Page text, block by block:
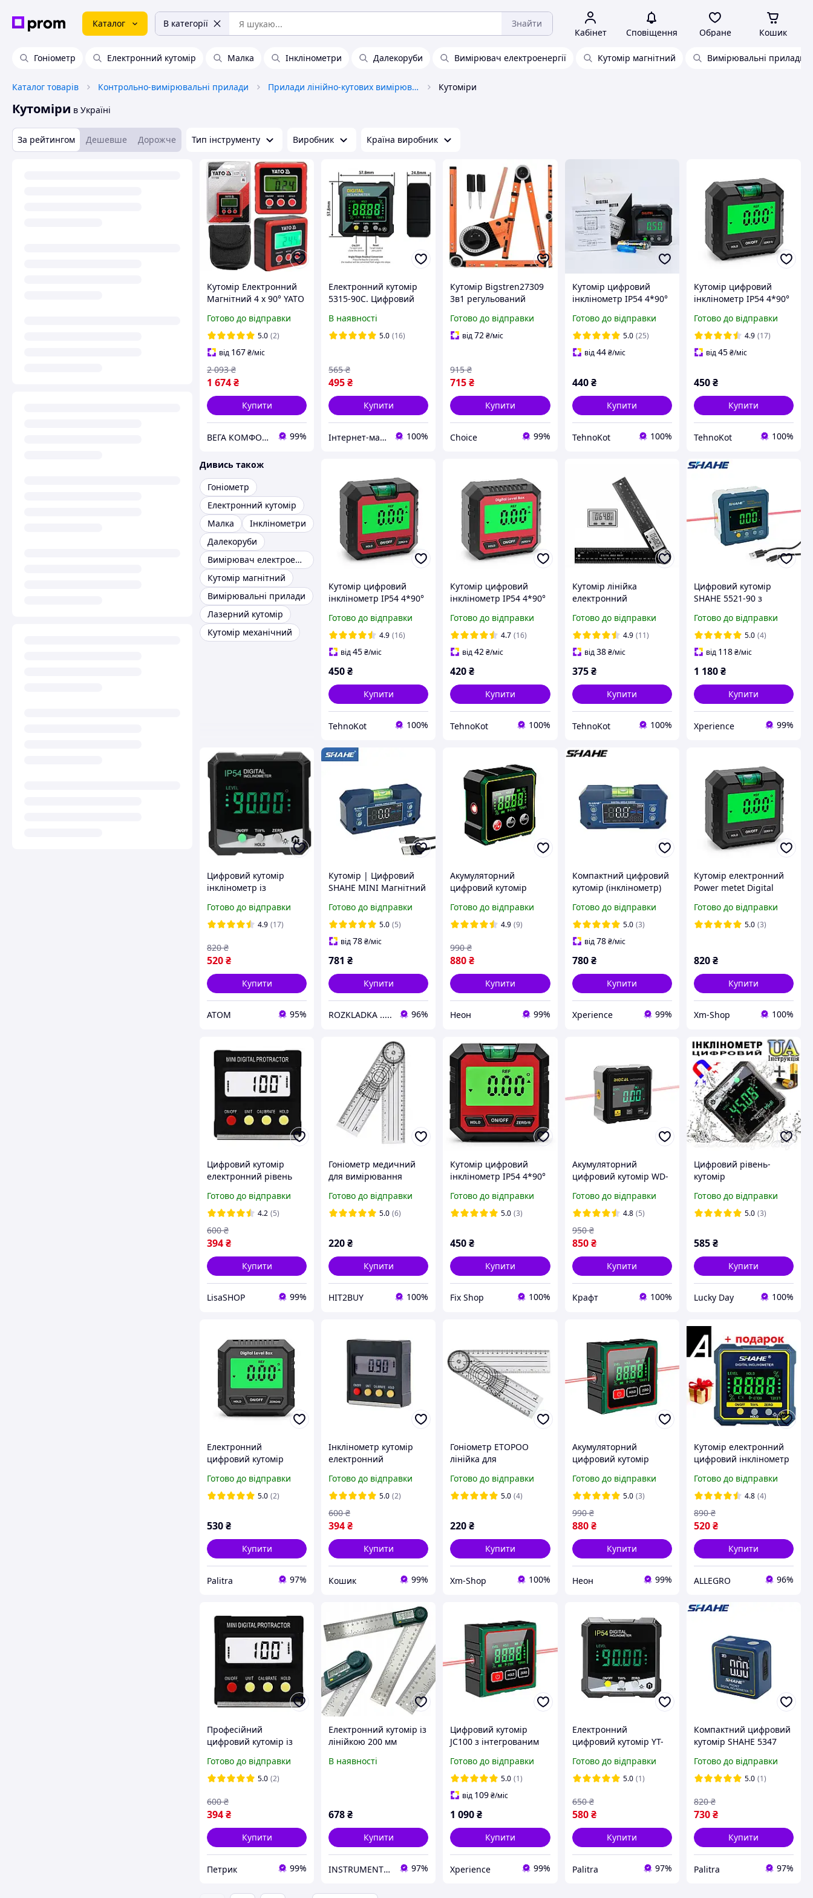
Каталог В категорії Знайти
Кабінет Сповіщення Обране Кошик
Гоніометр Електронний кутомір Малка Інклінометри Далекоруби Вимірювач електроенергії Кутомір магнітний Вимірювальні прилади
Каталог товарів Контрольно-вимірювальні прилади Прилади лінійно-кутових вимірювань Кутоміри
Кутоміри в Україні
За рейтингом Дешевше Дорожче Тип інструменту Виробник Країна виробник
Кутомір Електронний
Магнітний 4 х 90° YATO
Готово до відправки
5.0 (2)
від 167₴/міс
1 674₴
2 093 ₴
Купити
ВЕГА КОМФОРТ 99%
Електронний кутомір
5315-90C. Цифровий
магнітним кріпленням
В наявності
5.0 (16)
495₴
565 ₴
Купити
Інтернет-магазин HoXer 100%
Кутомір Bigstren27309
3в1 регульований
500 мм, столярний, з
рівнем, циркулем та
Готово до відправки
від72₴/міс
715₴
915 ₴
Купити
Choice 99%
Кутомір цифровий
інклінометр IP54 4*90°
Готово до відправки
5.0 (25)
від44 ₴/міс
440 ₴
Купити
TehnoKot 100%
Кутомір цифровий
інклінометр IP54 4*90°
Готово до відправки
4.9 (17)
від45₴/міс
450₴
Купити
TehnoKot 100%
Дивись також
Гоніометр
Електронний кутомір
Малка
Інклінометри
Далекоруби
Вимірювач електроенергії
Кутомір магнітний
Вимірювальні прилади
Лазерний кутомір
Кутомір механічний
Кутомір цифровий
інклінометр IP54 4*90°
електронний
Готово до відправки
4.9 (16)
від45₴/міс
450₴
Купити
TehnoKot 100%
Кутомір цифровий
інклінометр IP54 4*90°
електронний
Готово до відправки
4.7 (16)
від42₴/міс
420₴
Купити
TehnoKot 100%
Кутомір лінійка
електронний
багатофункіональний
Готово до відправки
4.9 (11)
від38 ₴/міс
375 ₴
Купити
TehnoKot 100%
Цифровий кутомір
SHAHE 5521-90 з
акумулятором,
лазерними
покажчиками та
магнітними основами
Готово до відправки
5.0 (4)
від 118₴/міс
1 180₴
Купити
Xperience 99%
Цифровий кутомір
інклінометр із
Готово до відправки
4.9 (17)
520₴
820 ₴
Купити
ATOM 95%
Кутомір | Цифровий
SHAHE MINI Магнітний
Перезарядний | Type-C
| Digital Angle Gauge
Готово до відправки
5.0 (5)
від78₴/міс
781 ₴
Купити
ROZKLADKA ..... 96%
Акумуляторний
цифровий кутомір
вказівниками та
магнітними основами
Готово до відправки
4.9 (9)
880₴
990 ₴
Купити
Неон 99%
Компактний цифровий
кутомір (інклінометр)
вбудованим
акумулятором
Готово до відправки
5.0 (3)
від78 ₴/міс
780 ₴
Купити
Xperience 99%
Кутомір електронний
Power metet Digital
з магнітними
тримачами
Готово до відправки
5.0 (3)
820₴
Купити
Xm-Shop 100%
Цифровий кутомір
електронний рівень
360-градусів
Готово до відправки
4.2 (5)
394₴
600 ₴
Купити
LisaSHOP 99%
Гоніометр медичний
для вимірювання
мм 360°
Готово до відправки
5.0 (6)
220₴
Купити
HIT2BUY 100%
Кутомір цифровий
інклінометр IP54 4*90°
Готово до відправки
5.0 (3)
450₴
Купити
Fix Shop 100%
Акумуляторний
цифровий кутомір WD-
вказівниками
інклінометр 4 магнітні
основи
Готово до відправки
4.8 (5)
850 ₴
950 ₴
Купити
Крафт 100%
Цифровий рівень-
кутомір
Готово до відправки
5.0 (3)
585₴
Купити
Lucky Day 100%
Електронний
цифровий кутомір
інклінометр міні рівень
з магнітом
Готово до відправки
5.0 (2)
530₴
Купити
Palitra 97%
Інклінометр кутомір
електронний
інструмент 360-
градусів
Готово до відправки
5.0 (2)
394₴
600 ₴
Купити
Кошик 99%
Гоніометр ETOPOO
лінійка для
рухливості суглобів 380
мм 360°
Готово до відправки
5.0 (4)
220₴
Купити
Xm-Shop 100%
Акумуляторний
цифровий кутомір
вказівниками та 4
магнітними основами
Готово до відправки
5.0 (3)
880 ₴
990 ₴
Купити
Неон 99%
Кутомір електронний
цифровий інклінометр
Готово до відправки
4.8 (4)
520₴
890 ₴
Купити
ALLEGRO 96%
Професійний
цифровий кутомір із
рівень інклінометр
магнітний 360-градусів
Готово до відправки
5.0 (2)
394₴
600 ₴
Купити
Петрик 99%
Електронний кутомір із
лінійкою 200 мм
В наявності
678₴
Купити
INSTRUMENT DOM 97%
Цифровий кутомір
JC100 з інтегрованим
лазерними
покажчиками та
магнітними основами
Готово до відправки
5.0 (1)
від 109₴/міс
1 090₴
Купити
Xperience 99%
Електронний
цифровий кутомір YT-
міні рівень з магнітом
та вологозахистом
Готово до відправки
5.0 (1)
580 ₴
650 ₴
Купити
Palitra 97%
Компактний цифровий
кутомір SHAHE 5347
акумулятором
Готово до відправки
5.0 (1)
730₴
820 ₴
Купити
Palitra 97%